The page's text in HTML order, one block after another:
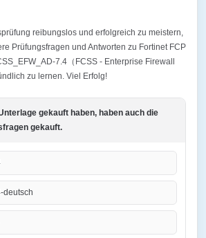
reibungslos und erfolgreich zu meistern,
Prüfungsfragen und Antworten zu Fortinet FCP
7.4（FCSS - Enterprise Firewall
zu lernen. Viel Erfolg!
gekauft haben, haben auch die
gekauft.
deutsch